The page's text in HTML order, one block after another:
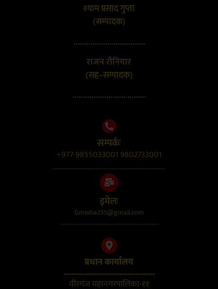
श्याम प्रसाद गुप्ता
(सम्पादक)
…………………………….
राजन रौनियार
(सह–सम्पादक)
……………………………..
सम्पर्कः
+977-9855033001 9802733001
..........................................................
इमेलः
Gmedia255@gmail.com
....................................................................
प्रधान कार्यालय
...............................................
वीरगंज महानगरपालिका-११